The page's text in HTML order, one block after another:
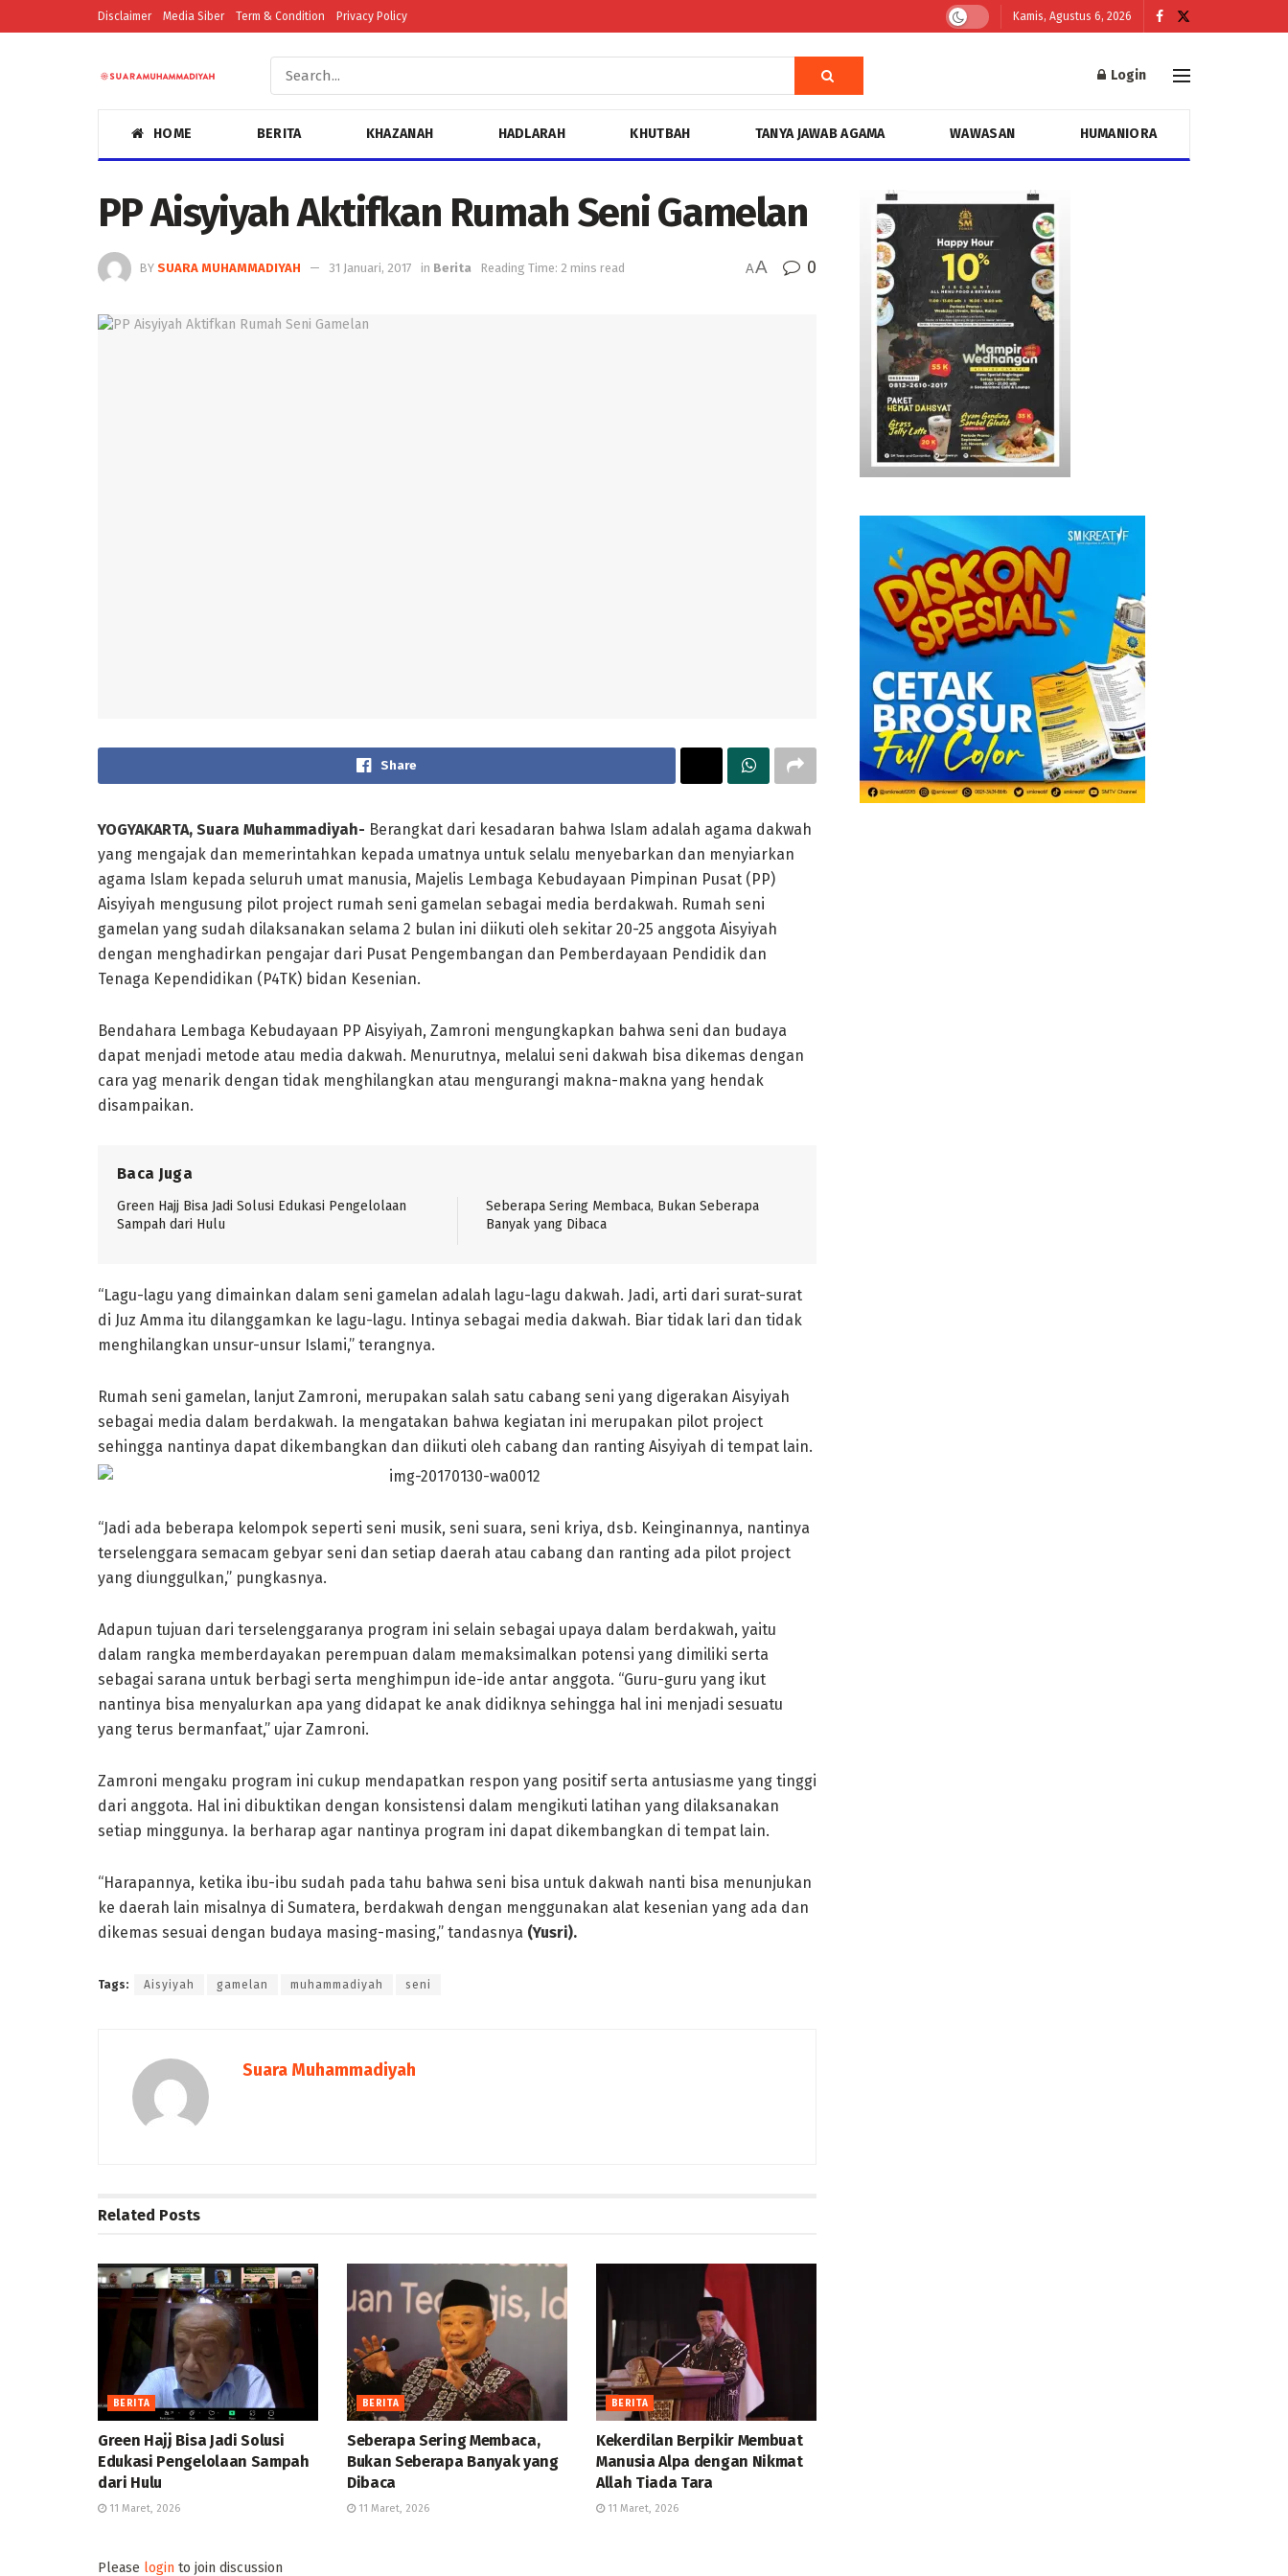
Disclaimer Media Siber Term & Condition Privacy Policy Kamis, Agustus 6, 2026
Login
HOME BERITA KHAZANAH HADLARAH KHUTBAH TANYA JAWAB AGAMA WAWASAN HUMANIORA
PP Aisyiyah Aktifkan Rumah Seni Gamelan
BY SUARA MUHAMMADIYAH 31 Januari, 2017 in Berita Reading Time: 2 mins read AA 0
Share
YOGYAKARTA, Suara Muhammadiyah- Berangkat dari kesadaran bahwa Islam adalah agama dakwah
yang mengajak dan memerintahkan kepada umatnya untuk selalu menyebarkan dan menyiarkan
agama Islam kepada seluruh umat manusia, Majelis Lembaga Kebudayaan Pimpinan Pusat (PP)
Aisyiyah mengusung pilot project rumah seni gamelan sebagai media berdakwah. Rumah seni
gamelan yang sudah dilaksanakan selama 2 bulan ini diikuti oleh sekitar 20-25 anggota Aisyiyah
dengan menghadirkan pengajar dari Pusat Pengembangan dan Pemberdayaan Pendidik dan
Tenaga Kependidikan (P4TK) bidan Kesenian.
Bendahara Lembaga Kebudayaan PP Aisyiyah, Zamroni mengungkapkan bahwa seni dan budaya
dapat menjadi metode atau media dakwah. Menurutnya, melalui seni dakwah bisa dikemas dengan
cara yag menarik dengan tidak menghilangkan atau mengurangi makna-makna yang hendak
disampaikan.
Baca Juga
Green Hajj Bisa Jadi Solusi Edukasi Pengelolaan
Sampah dari Hulu
Seberapa Sering Membaca, Bukan Seberapa
Banyak yang Dibaca
“Lagu-lagu yang dimainkan dalam seni gamelan adalah lagu-lagu dakwah. Jadi, arti dari surat-surat
di Juz Amma itu dilanggamkan ke lagu-lagu. Intinya sebagai media dakwah. Biar tidak lari dan tidak
menghilangkan unsur-unsur Islami,” terangnya.
Rumah seni gamelan, lanjut Zamroni, merupakan salah satu cabang seni yang digerakan Aisyiyah
sebagai media dalam berdakwah. Ia mengatakan bahwa kegiatan ini merupakan pilot project
sehingga nantinya dapat dikembangkan dan diikuti oleh cabang dan ranting Aisyiyah di tempat lain.
“Jadi ada beberapa kelompok seperti seni musik, seni suara, seni kriya, dsb. Keinginannya, nantinya
terselenggara semacam gebyar seni dan setiap daerah atau cabang dan ranting ada pilot project
yang diunggulkan,” pungkasnya.
Adapun tujuan dari terselenggaranya program ini selain sebagai upaya dalam berdakwah, yaitu
dalam rangka memberdayakan perempuan dalam memaksimalkan potensi yang dimiliki serta
sebagai sarana untuk berbagi serta menghimpun ide-ide antar anggota. “Guru-guru yang ikut
nantinya bisa menyalurkan apa yang didapat ke anak didiknya sehingga hal ini menjadi sesuatu
yang terus bermanfaat,” ujar Zamroni.
Zamroni mengaku program ini cukup mendapatkan respon yang positif serta antusiasme yang tinggi
dari anggota. Hal ini dibuktikan dengan konsistensi dalam mengikuti latihan yang dilaksanakan
setiap minggunya. Ia berharap agar nantinya program ini dapat dikembangkan di tempat lain.
“Harapannya, ketika ibu-ibu sudah pada tahu bahwa seni bisa untuk dakwah nanti bisa menunjukan
ke daerah lain misalnya di Sumatera, berdakwah dengan menggunakan alat kesenian yang ada dan
dikemas sesuai dengan budaya masing-masing,” tandasnya (Yusri).
Tags: Aisyiyah gamelan muhammadiyah seni
Suara Muhammadiyah
Related Posts
BERITA
Green Hajj Bisa Jadi Solusi
Edukasi Pengelolaan Sampah
dari Hulu
11 Maret, 2026
BERITA
Seberapa Sering Membaca,
Bukan Seberapa Banyak yang
Dibaca
11 Maret, 2026
BERITA
Kekerdilan Berpikir Membuat
Manusia Alpa dengan Nikmat
Allah Tiada Tara
11 Maret, 2026
Please login to join discussion